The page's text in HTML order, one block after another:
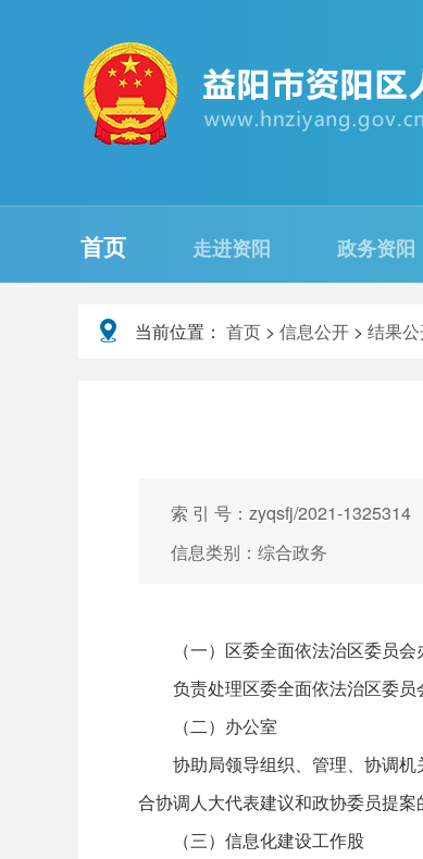
首页 走进资阳 政务资阳
当前位置： 首页 > 信息公开 > 结果
索 引 号：zyqsfj/2021-1325314
信息类别：综合政务
（一）区委全面依法治区委员
负责处理区委全面依法治区委员
（二）办公室
协助局领导组织、管理、协调
合协调人大代表建议和政协委员提案
（三）信息化建设工作股